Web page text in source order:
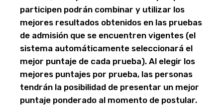
participen podrán combinar y utilizar los
mejores resultados obtenidos en las pruebas
de admisión que se encuentren vigentes (el
sistema automáticamente seleccionará el
mejor puntaje de cada prueba). Al elegir los
mejores puntajes por prueba, las personas
tendrán la posibilidad de presentar un mejor
puntaje ponderado al momento de postular.